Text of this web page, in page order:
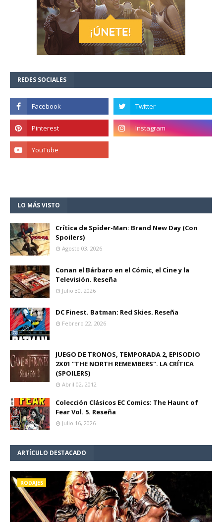
REDES SOCIALES
LO MÁS VISTO
Crítica de Spider-Man: Brand New Day (Con
Spoilers)
Agosto 03, 2026
Conan el Bárbaro en el Cómic, el Cine y la
Televisión. Reseña
Julio 30, 2026
DC Finest. Batman: Red Skies. Reseña
Febrero 22, 2026
JUEGO DE TRONOS, TEMPORADA 2, EPISODIO
2X01 "THE NORTH REMEMBERS". LA CRÍTICA
(SPOILERS)
Abril 02, 2012
Colección Clásicos EC Comics: The Haunt of
Fear Vol. 5. Reseña
Julio 16, 2026
ARTÍCULO DESTACADO
RODAJES